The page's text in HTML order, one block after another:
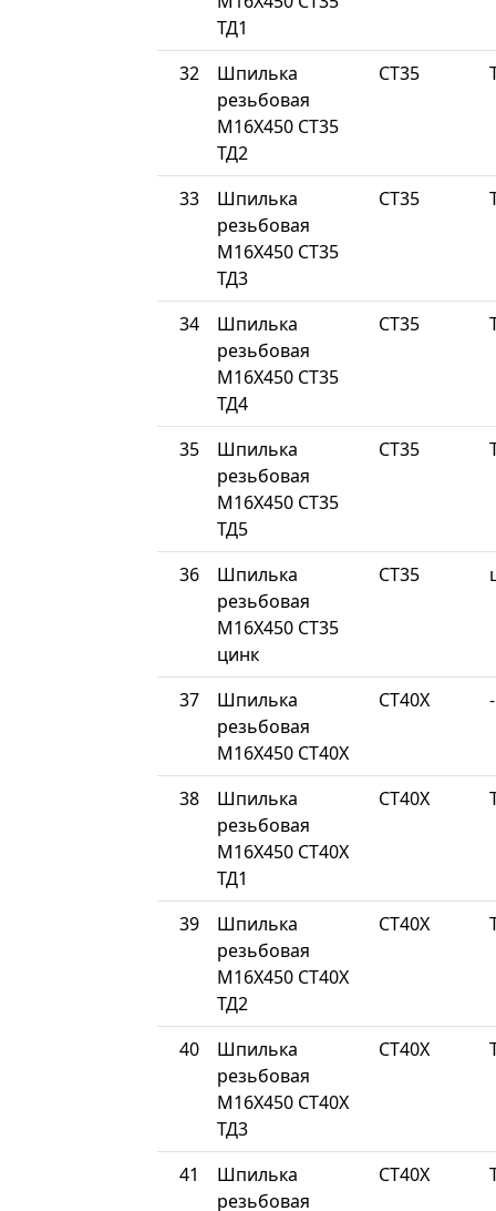
ТД1
32
Шпилька
резьбовая
М16Х450 СТ35
ТД2
СТ35
33
Шпилька
резьбовая
М16Х450 СТ35
ТД3
СТ35
34
Шпилька
резьбовая
М16Х450 СТ35
ТД4
СТ35
35
Шпилька
резьбовая
М16Х450 СТ35
ТД5
СТ35
36
Шпилька
резьбовая
М16Х450 СТ35
цинк
СТ35
37
Шпилька
резьбовая
М16Х450 СТ40Х
СТ40Х -
38
Шпилька
резьбовая
М16Х450 СТ40Х
ТД1
СТ40Х
39
Шпилька
резьбовая
М16Х450 СТ40Х
ТД2
СТ40Х
40
Шпилька
резьбовая
М16Х450 СТ40Х
ТД3
СТ40Х
41
Шпилька
резьбовая
СТ40Х